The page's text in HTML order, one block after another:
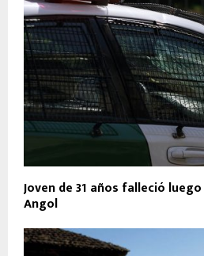
Joven de 31 años falleció
Angol